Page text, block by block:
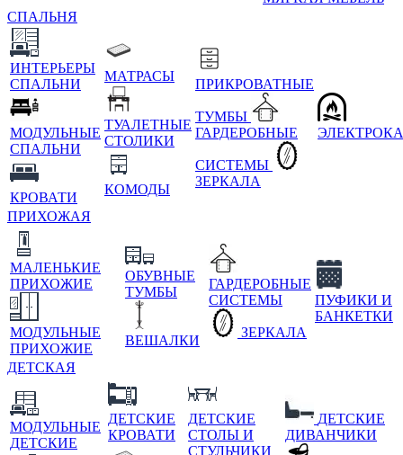
СПАЛЬНЯ
ИНТЕРЬЕРЫ
СПАЛЬНИ
МОДУЛЬНЫЕ
СПАЛЬНИ
КРОВАТИ
МАТРАСЫ
ТУАЛЕТНЫЕ
СТОЛИКИ
КОМОДЫ
ПРИКРОВАТНЫЕ
ТУМБЫ
ГАРДЕРОБНЫЕ
СИСТЕМЫ
ЗЕРКАЛА
ПРИХОЖАЯ
МАЛЕНЬКИЕ
ПРИХОЖИЕ
МОДУЛЬНЫЕ
ПРИХОЖИЕ
ОБУВНЫЕ
ТУМБЫ
ВЕШАЛКИ
ГАРДЕРОБНЫЕ
СИСТЕМЫ
ЗЕРКАЛА
ПУФИКИ И
БАНКЕТКИ
ДЕТСКАЯ
МОДУЛЬНЫЕ
ДЕТСКИЕ
ДЕТСКИЕ
КРОВАТИ
ДЕТСКИЕ
СТОЛЫ И
СТУЛЬЧИКИ
ДЕТСКИЕ
ДИВАНЧИКИ